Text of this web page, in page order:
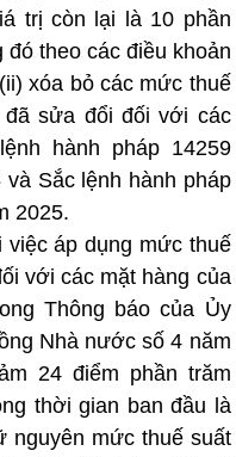
trị còn lại là 10 phần
theo các điều khoản
xóa bỏ các mức thuế
sửa đổi đối với các
hành pháp 14259
Sắc lệnh hành pháp
2025.
việc áp dụng mức thuế
với các mặt hàng của
Thông báo của Ủy
Nhà nước số 4 năm
24 điểm phần trăm
thời gian ban đầu là
nguyên mức thuế suất